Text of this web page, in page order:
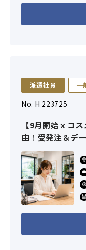
派遣社員 一
No. H 223725
【9月開始ｘコ
由！受発注＆デ